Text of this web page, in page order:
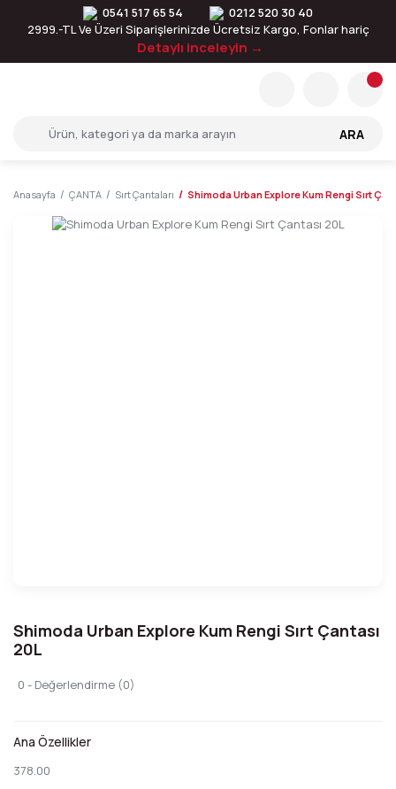
0541 517 65 54
0212 520 30 40
2999.-TL Ve Üzeri Siparişlerinizde Ücretsiz Kargo, Fonlar hariç
Detaylı inceleyin →
ARA
Anasayfa ÇANTA Sırt Çantaları Shimoda Urban Explore Kum Rengi Sırt
Shimoda Urban Explore Kum Rengi Sırt Çantası
20L
0 - Değerlendirme (0)
Ana Özellikler
378.00